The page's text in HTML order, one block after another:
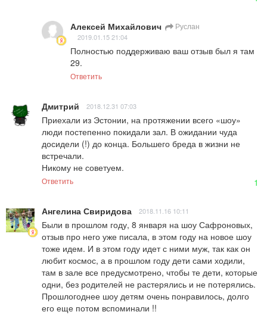
Алексей Михайлович Руслан
2019.01.15 21:04
Полностью поддерживаю ваш отзыв был я там
29.
Ответить
Дмитрий 2018.12.31 07:03
Приехали из Эстонии, на протяжении всего «шоу»
люди постепенно покидали зал. В ожидании чуда
досидели (!) до конца. Большего бреда в жизни не
встречали.
Никому не советуем.
Ответить 1
Ангелина Свиридова 2018.11.16 10:11
Были в прошлом году, 8 января на шоу Сафроновых,
отзыв про него уже писала, в этом году на новое шоу
тоже идем. И в этом году идет с ними муж, так как он
любит космос, а в прошлом году дети сами ходили,
там в зале все предусмотрено, чтобы те дети, которые
одни, без родителей не растерялись и не потерялись.
Прошлогоднее шоу детям очень понравилось, долго
его еще потом вспоминали !!